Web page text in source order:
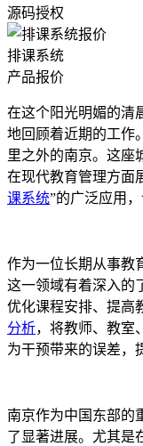
源码授权
排课系统
产品报价
在这个阳光明媚的清
地回顾着近期的工作
里之外的南京。这座
在现代教育管理方面
课系统”的广泛应用
作为一位长期从事教
这一领域有着深入的
优化课程安排、提高
分析，将教师、教室
为干预带来的误差，
南京作为中国东部的
了显著进展。尤其是